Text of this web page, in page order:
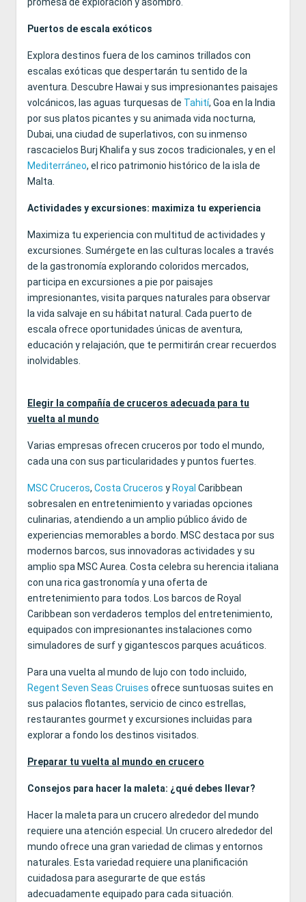
promesa de exploración y asombro.
Puertos de escala exóticos
Explora destinos fuera de los caminos trillados con
escalas exóticas que despertarán tu sentido de la
aventura. Descubre Hawai y sus impresionantes paisajes
volcánicos, las aguas turquesas de Tahití, Goa en la India
por sus platos picantes y su animada vida nocturna,
Dubai, una ciudad de superlativos, con su inmenso
rascacielos Burj Khalifa y sus zocos tradicionales, y en el
Mediterráneo, el rico patrimonio histórico de la isla de
Malta.
Actividades y excursiones: maximiza tu experiencia
Maximiza tu experiencia con multitud de actividades y
excursiones. Sumérgete en las culturas locales a través
de la gastronomía explorando coloridos mercados,
participa en excursiones a pie por paisajes
impresionantes, visita parques naturales para observar
la vida salvaje en su hábitat natural. Cada puerto de
escala ofrece oportunidades únicas de aventura,
educación y relajación, que te permitirán crear recuerdos
inolvidables.
Elegir la compañía de cruceros adecuada para tu
vuelta al mundo
Varias empresas ofrecen cruceros por todo el mundo,
cada una con sus particularidades y puntos fuertes.
MSC Cruceros, Costa Cruceros y Royal Caribbean
sobresalen en entretenimiento y variadas opciones
culinarias, atendiendo a un amplio público ávido de
experiencias memorables a bordo. MSC destaca por sus
modernos barcos, sus innovadoras actividades y su
amplio spa MSC Aurea. Costa celebra su herencia italiana
con una rica gastronomía y una oferta de
entretenimiento para todos. Los barcos de Royal
Caribbean son verdaderos templos del entretenimiento,
equipados con impresionantes instalaciones como
simuladores de surf y gigantescos parques acuáticos.
Para una vuelta al mundo de lujo con todo incluido,
Regent Seven Seas Cruises ofrece suntuosas suites en
sus palacios flotantes, servicio de cinco estrellas,
restaurantes gourmet y excursiones incluidas para
explorar a fondo los destinos visitados.
Preparar tu vuelta al mundo en crucero
Consejos para hacer la maleta: ¿qué debes llevar?
Hacer la maleta para un crucero alrededor del mundo
requiere una atención especial. Un crucero alrededor del
mundo ofrece una gran variedad de climas y entornos
naturales. Esta variedad requiere una planificación
cuidadosa para asegurarte de que estás
adecuadamente equipado para cada situación.